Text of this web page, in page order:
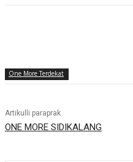
One More Terdekat
Artikulli paraprak
ONE MORE SIDIKALANG